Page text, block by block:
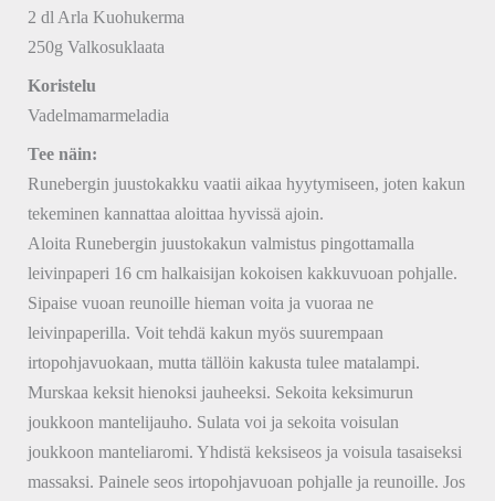
2 dl Arla Kuohukerma
250g Valkosuklaata
Koristelu
Vadelmamarmeladia
Tee näin:
Runebergin juustokakku vaatii aikaa hyytymiseen, joten kakun
tekeminen kannattaa aloittaa hyvissä ajoin.
Aloita Runebergin juustokakun valmistus pingottamalla
leivinpaperi 16 cm halkaisijan kokoisen kakkuvuoan pohjalle.
Sipaise vuoan reunoille hieman voita ja vuoraa ne
leivinpaperilla. Voit tehdä kakun myös suurempaan
irtopohjavuokaan, mutta tällöin kakusta tulee matalampi.
Murskaa keksit hienoksi jauheeksi. Sekoita keksimurun
joukkoon mantelijauho. Sulata voi ja sekoita voisulan
joukkoon manteliaromi. Yhdistä keksiseos ja voisula tasaiseksi
massaksi. Painele seos irtopohjavuoan pohjalle ja reunoille. Jos